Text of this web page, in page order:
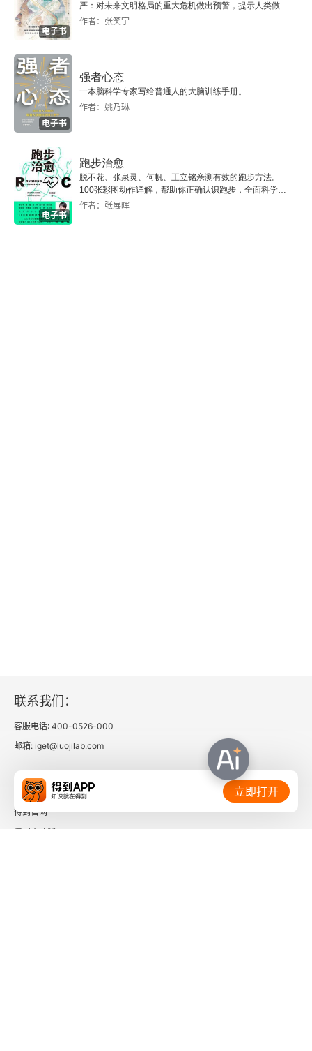
第四章 推动数字经济 赋能改善民生
“十四五”时期数字经济发展的挑战和机遇
“十四五”时期数字经济发展趋势、问题与政策建议
数字经济促进高质量发展的内在逻辑
我国数字经济发展的主要特点和突出优势
推进数字经济新发展面临的主要问题及对策
“政府+平台”双主体实现数字经济有效监管
电子书
严：对未来文明格局的重大危机做出预警，提示人类做出
智慧的选择。
作者：张笑宇
电子书
强者心态
一本脑科学专家写给普通人的大脑训练手册。
作者：姚乃琳
电子书
跑步治愈
脱不花、张泉灵、何帆、王立铭亲测有效的跑步方法。
100张彩图动作详解，帮助你正确认识跑步，全面科学地
管理自己的精力和身体。
作者：张展晖
联系我们：
客服电话: 400-0526-000
邮箱: iget@luojilab.com
相关链接：
得到官网
立即打开